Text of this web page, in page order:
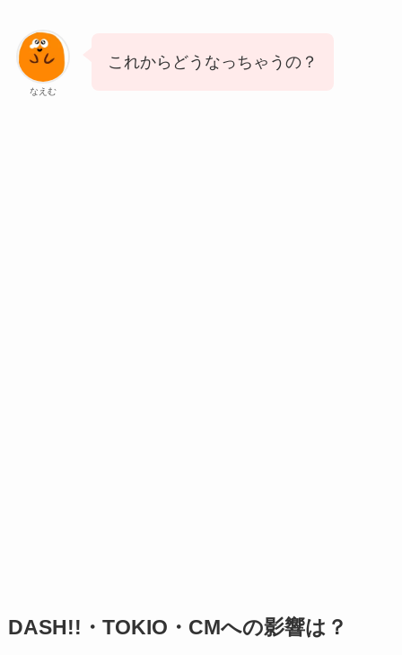
なえむ
これからどうなっちゃうの？
DASH!!・TOKIO・CMへの影響は？